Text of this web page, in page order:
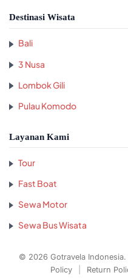
Destinasi Wisata
Bali
3 Nusa
Lombok Gili
Pulau Komodo
Layanan Kami
Tour
Fast Boat
Sewa Motor
Sewa Bus Wisata
© 2026 Gotravela Indonesia.
Policy
Return